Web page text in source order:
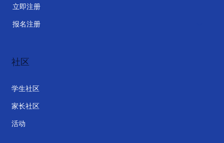
立即注册
报名注册
社区
学生社区
家长社区
活动